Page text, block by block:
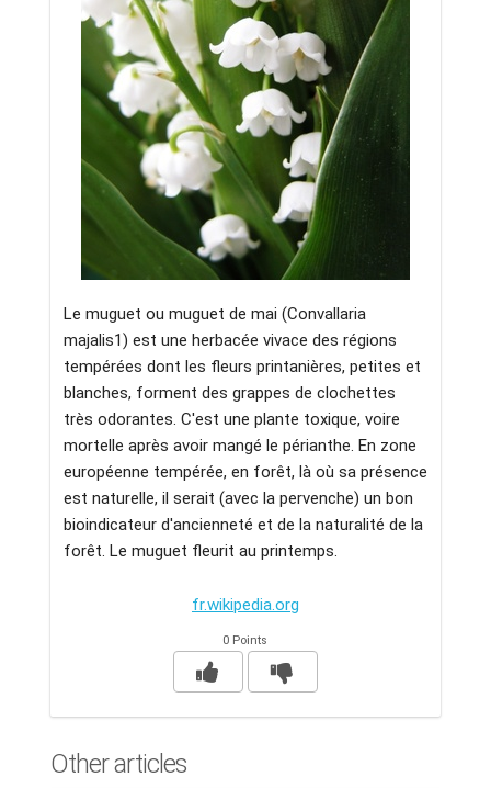
Le muguet ou muguet de mai (Convallaria
majalis1) est une herbacée vivace des régions
tempérées dont les fleurs printanières, petites et
blanches, forment des grappes de clochettes
très odorantes. C'est une plante toxique, voire
mortelle après avoir mangé le périanthe. En zone
européenne tempérée, en forêt, là où sa présence
est naturelle, il serait (avec la pervenche) un bon
bioindicateur d'ancienneté et de la naturalité de la
forêt. Le muguet fleurit au printemps.
fr.wikipedia.org
0 Points
Other articles